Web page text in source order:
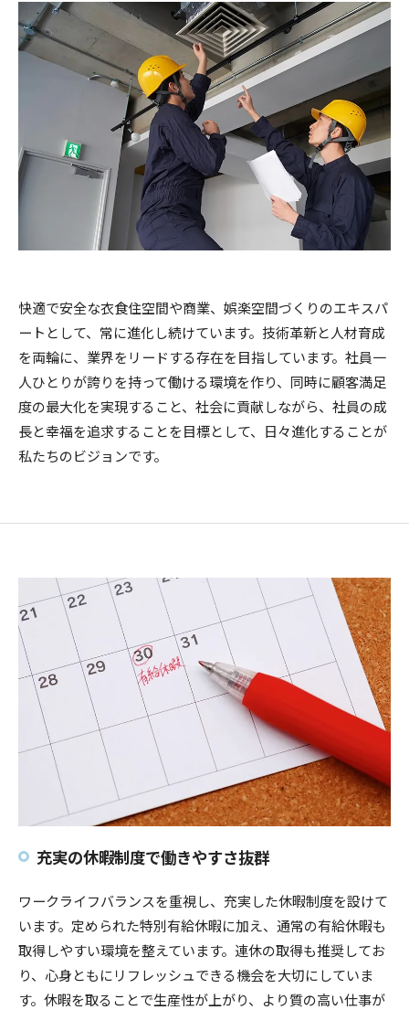
快適で安全な衣食住空間や商業、娯楽空間づくりのエキスパ
ートとして、常に進化し続けています。技術革新と人材育成
を両輪に、業界をリードする存在を目指しています。社員一
人ひとりが誇りを持って働ける環境を作り、同時に顧客満足
度の最大化を実現すること、社会に貢献しながら、社員の成
長と幸福を追求することを目標として、日々進化することが
私たちのビジョンです。
充実の休暇制度で働きやすさ抜群
ワークライフバランスを重視し、充実した休暇制度を設けて
います。定められた特別有給休暇に加え、通常の有給休暇も
取得しやすい環境を整えています。連休の取得も推奨してお
り、心身ともにリフレッシュできる機会を大切にしていま
す。休暇を取ることで生産性が上がり、より質の高い仕事が